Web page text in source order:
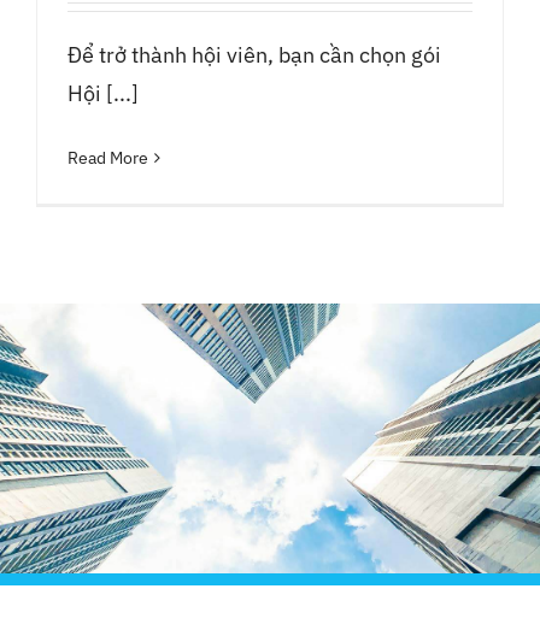
Để trở thành hội viên, bạn cần chọn gói
Hội [...]
Read More